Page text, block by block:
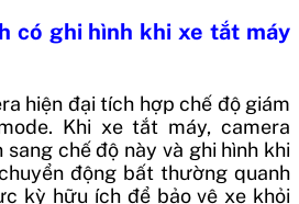
có ghi hình khi xe tắt máy
hiện đại tích hợp chế độ giám
Khi xe tắt máy, camera
chế độ này và ghi hình khi
động bất thường quanh
kỳ hữu ích để bảo vệ xe khỏi